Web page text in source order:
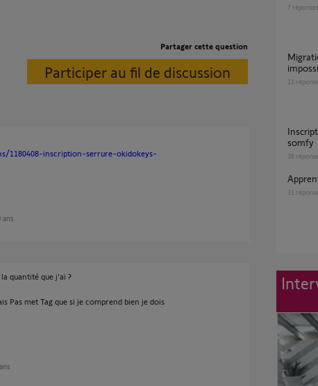
Partager cette question
Participer au fil de discussion
1180408-inscription-serrure-okidokeys-
ans
quantité que j'ai ?
Pas met Tag que si je comprend bien je dois
7 réponses
Migration serrure Okidokeys - Activation
11
Inscription serrure OKIDOKEYS sur le portail
somfy
36
31